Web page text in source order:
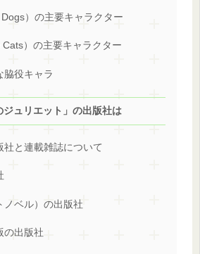
）の主要キャラクター
）の主要キャラクター
脇役キャラ
ジュリエット」の出版社は
社と連載雑誌について
ノベル）の出版社
の出版社